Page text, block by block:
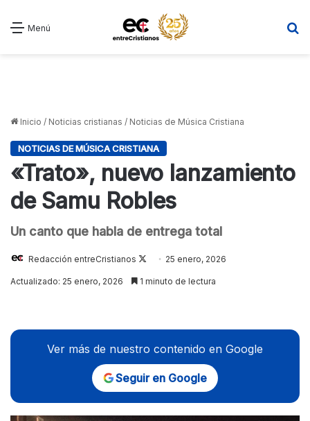
Menú
Inicio / Noticias cristianas / Noticias de Música Cristiana
NOTICIAS DE MÚSICA CRISTIANA
«Trato», nuevo lanzamiento
de Samu Robles
Un canto que habla de entrega total
Redacción entreCristianos
Follow25 enero, 2026
Actualizado: 25 enero, 2026 1 minuto de lectura
Ver más de nuestro contenido en Google
Seguir en Google